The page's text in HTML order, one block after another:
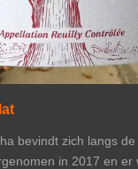
bevindt zich langs
in 2017 en er